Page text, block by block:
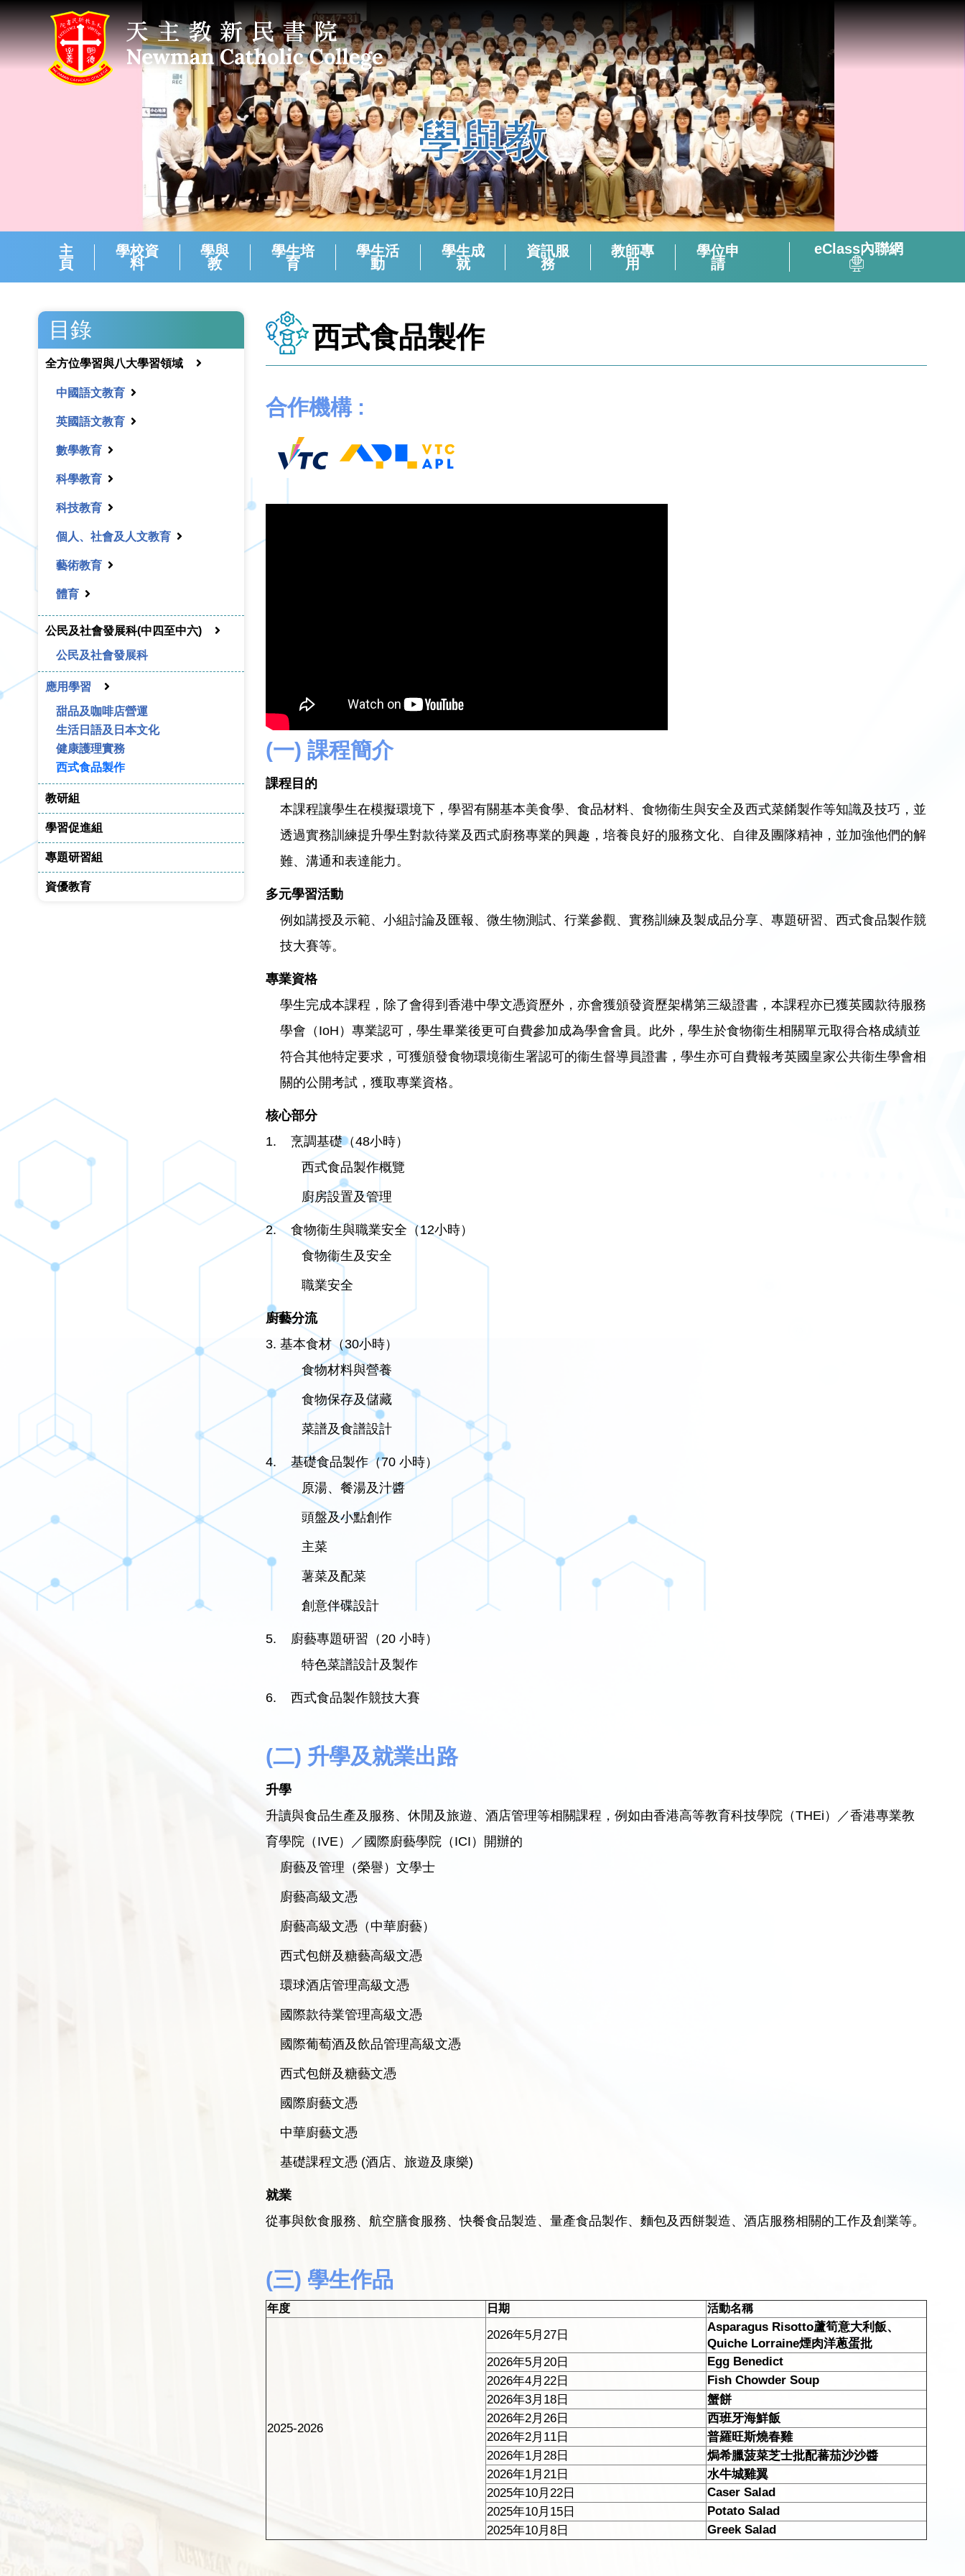
學與教
主
頁
學校資
料
學與
教
學生培
育
學生活
動
學生成
就
資訊服
務
教師專
用
學位申
請
eClass內聯網
目錄
全方位學習與八大學習領域
中國語文教育
英國語文教育
數學教育
科學教育
科技教育
個人、社會及人文教育
藝術教育
體育
公民及社會發展科(中四至中六)
公民及社會發展科
應用學習
甜品及咖啡店營運
生活日語及日本文化
健康護理實務
西式食品製作
教研組
學習促進組
專題研習組
資優教育
西式食品製作
合作機構 :
(一) 課程簡介
課程目的
本課程讓學生在模擬環境下，學習有關基本美食學、食品材料、食物衞生與安全及西式菜餚製作等知識及技巧，並
透過實務訓練提升學生對款待業及西式廚務專業的興趣，培養良好的服務文化、自律及團隊精神，並加強他們的解
難、溝通和表達能力。
多元學習活動
例如講授及示範、小組討論及匯報、微生物測試、行業參觀、實務訓練及製成品分享、專題研習、西式食品製作競
技大賽等。
專業資格
學生完成本課程，除了會得到香港中學文憑資歷外，亦會獲頒發資歷架構第三級證書，本課程亦已獲英國款待服務
學會（IoH）專業認可，學生畢業後更可自費參加成為學會會員。此外，學生於食物衞生相關單元取得合格成績並
符合其他特定要求，可獲頒發食物環境衞生署認可的衞生督導員證書，學生亦可自費報考英國皇家公共衞生學會相
關的公開考試，獲取專業資格。
核心部分
1. 烹調基礎（48小時）
西式食品製作概覽
廚房設置及管理
2. 食物衞生與職業安全（12小時）
食物衞生及安全
職業安全
廚藝分流
3. 基本食材（30小時）
食物材料與營養
食物保存及儲藏
菜譜及食譜設計
4. 基礎食品製作（70 小時）
原湯、餐湯及汁醬
頭盤及小點創作
主菜
薯菜及配菜
創意伴碟設計
5. 廚藝專題研習（20 小時）
特色菜譜設計及製作
6. 西式食品製作競技大賽
(二) 升學及就業出路
升學
升讀與食品生產及服務、休閒及旅遊、酒店管理等相關課程，例如由香港高等教育科技學院（THEi）／香港專業教
育學院（IVE）／國際廚藝學院（ICI）開辦的
廚藝及管理（榮譽）文學士
廚藝高級文憑
廚藝高級文憑（中華廚藝）
西式包餅及糖藝高級文憑
環球酒店管理高級文憑
國際款待業管理高級文憑
國際葡萄酒及飲品管理高級文憑
西式包餅及糖藝文憑
國際廚藝文憑
中華廚藝文憑
基礎課程文憑 (酒店、旅遊及康樂)
就業
從事與飲食服務、航空膳食服務、快餐食品製造、量產食品製作、麵包及西餅製造、酒店服務相關的工作及創業等。
(三) 學生作品
年度 日期 活動名稱
2025-2026
2026年5月27日
Asparagus Risotto蘆筍意大利飯、
Quiche Lorraine煙肉洋蔥蛋批
2026年5月20日
Egg Benedict
2026年4月22日
Fish Chowder Soup
2026年3月18日
蟹餅
2026年2月26日
西班牙海鮮飯
2026年2月11日
普羅旺斯燒春雞
2026年1月28日
焗希臘菠菜芝士批配蕃茄沙沙醬
2026年1月21日
水牛城雞翼
2025年10月22日
Caser Salad
2025年10月15日
Potato Salad
2025年10月8日
Greek Salad